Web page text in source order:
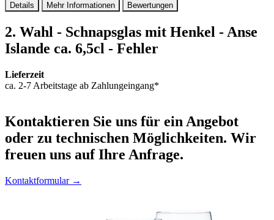
Details Mehr Informationen Bewertungen
2. Wahl - Schnapsglas mit Henkel - Anse
Islande ca. 6,5cl - Fehler
Lieferzeit
ca. 2-7 Arbeitstage ab Zahlungeingang*
Kontaktieren Sie uns für ein Angebot
oder zu technischen Möglichkeiten. Wir
freuen uns auf Ihre Anfrage.
Kontaktformular →